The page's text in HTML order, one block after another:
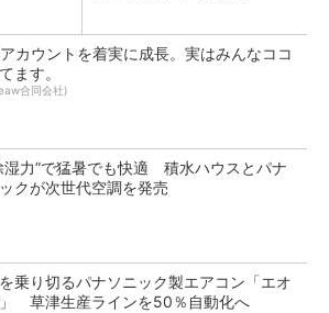
カウントを着実に成長。実はみんなココ
ます。
合同会社)
湿力”で猛暑でも快適 積水ハウスとパナ
クが次世代空調を発売
乗り切るパナソニック製エアコン「エオ
草津生産ラインを50％自動化へ